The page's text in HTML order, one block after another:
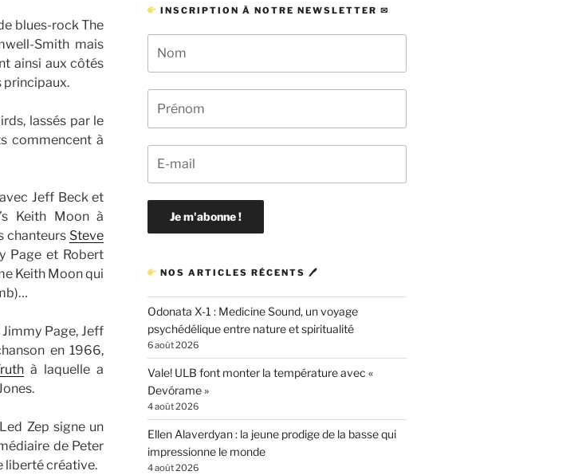
blues-rock The
Smith mais
ainsi aux côtés
principaux.
lassés par le
commencent à
Jeff Beck et
Keith Moon à
chanteurs Steve
Page et Robert
Keith Moon qui
Page, Jeff
en 1966,
à laquelle a
Zep signe un
de Peter
liberté créative.
INSCRIPTION À NOTRE NEWSLETTER ✉
NOS ARTICLES RÉCENTS 🖊
Odonata X-1 : Medicine Sound, un voyage
psychédélique entre nature et spiritualité
6 août 2026
Vale! ULB font monter la température avec «
Devórame »
4 août 2026
Ellen Alaverdyan : la jeune prodige de la basse qui
impressionne le monde
4 août 2026